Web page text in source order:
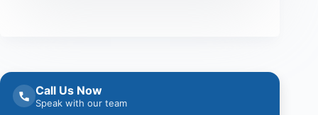
Call Us Now
Speak with our team